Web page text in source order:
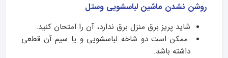
روشن نشدن ماشین لباسشویی وستل
شاید پریز برق منزل برق ندارد، آن را امتحان کنید.
ممکن است دو شاخه لباسشویی و یا سیم آن قطعی
داشته باشد.